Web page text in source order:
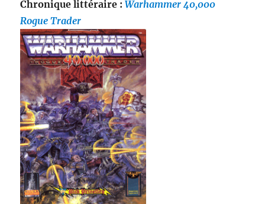
Chronique littéraire :Warhammer 40,000
Rogue Trader